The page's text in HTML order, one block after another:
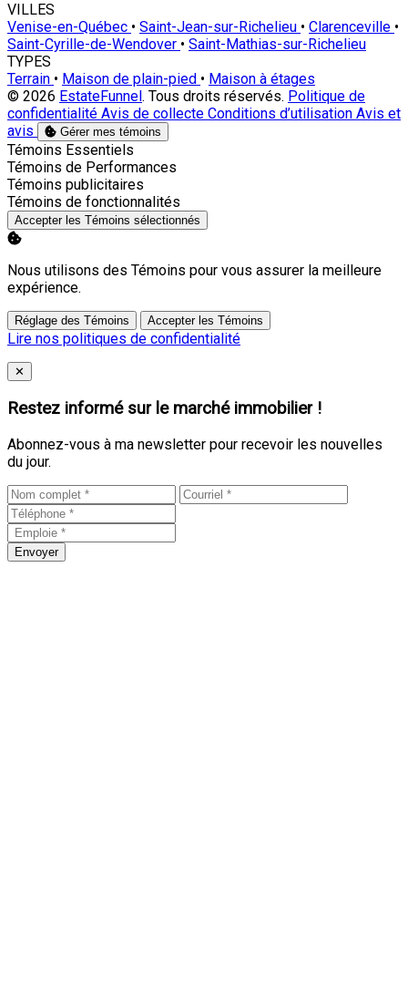
VILLES
Venise-en-Québec • Saint-Jean-sur-Richelieu • Clarenceville •
Saint-Cyrille-de-Wendover • Saint-Mathias-sur-Richelieu
TYPES
Terrain • Maison de plain-pied • Maison à étages
© 2026 EstateFunnel. Tous droits réservés. Politique de
confidentialité Avis de collecte Conditions d’utilisation Avis et
avis
Gérer mes témoins
Activer
Témoins Essentiels
Activer
Témoins de Performances
Activer
Témoins publicitaires
Activer
Témoins de fonctionnalités
Accepter les Témoins sélectionnés
Nous utilisons des Témoins pour vous assurer la meilleure
expérience.
Réglage des Témoins Accepter les Témoins
Lire nos politiques de confidentialité
Close
✕
Restez informé sur le marché immobilier !
Abonnez-vous à ma newsletter pour recevoir les nouvelles
du jour.
Envoyer